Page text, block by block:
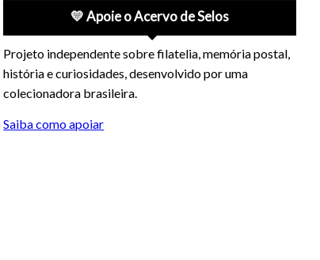
💛 Apoie o Acervo de Selos
Projeto independente sobre filatelia, memória postal,
história e curiosidades, desenvolvido por uma
colecionadora brasileira.
Saiba como apoiar